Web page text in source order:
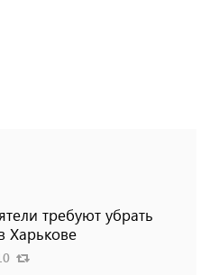
требуют убрать
Харькове